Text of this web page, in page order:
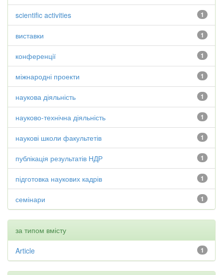
1
scientific activities
1
виставки
1
конференції
1
міжнародні проекти
1
наукова діяльність
1
науково-технічна діяльність
1
наукові школи факультетів
1
публікація результатів НДР
1
підготовка наукових кадрів
1
семінари
за типом вмісту
1
Article